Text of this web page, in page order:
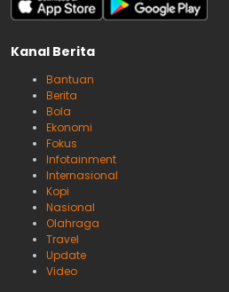
Kanal Berita
Bantuan
Berita
Bola
Ekonomi
Fokus
Infotainment
Internasional
Kopi
Nasional
Olahraga
Travel
Update
Video